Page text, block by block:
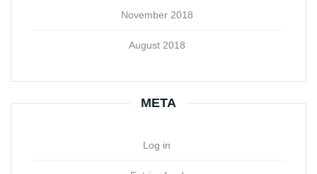
November 2018
August 2018
META
Log in